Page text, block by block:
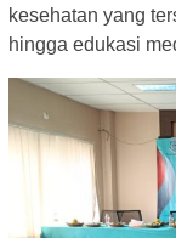
kesehatan yang
hingga edukasi